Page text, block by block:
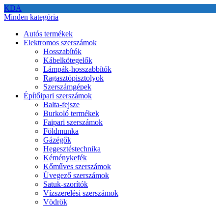
KDA
Minden kategória
Autós termékek
Elektromos szerszámok
Hosszabítók
Kábelkötegelők
Lámpák-hosszabbítók
Ragasztópisztolyok
Szerszámgépek
Építőipari szerszámok
Balta-fejsze
Burkoló termékek
Faipari szerszámok
Földmunka
Gázégők
Hegesztéstechnika
Kéménykefék
Kőműves szerszámok
Üvegező szerszámok
Satuk-szorítók
Vízszerelési szerszámok
Vödrök